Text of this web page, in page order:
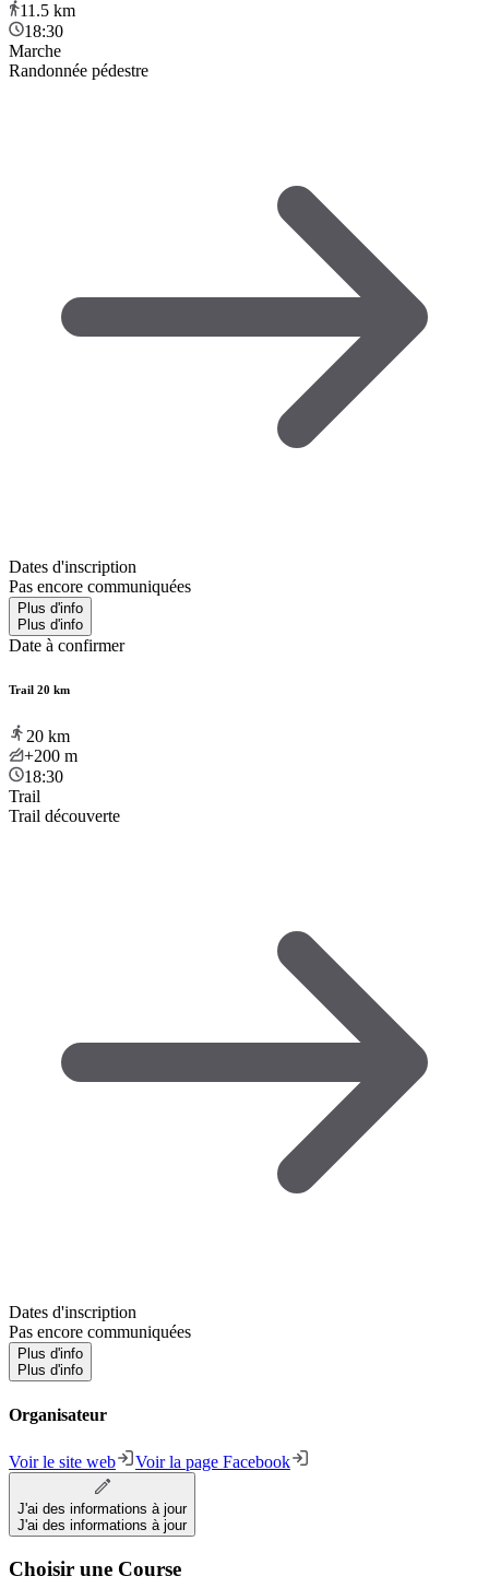
11.5 km
18:30
Marche
Randonnée pédestre
Dates d'inscription
Pas encore communiquées
Plus d'info
Plus d'info
Date à confirmer
Trail 20 km
20 km
+200 m
18:30
Trail
Trail découverte
Dates d'inscription
Pas encore communiquées
Plus d'info
Plus d'info
Organisateur
Voir le site web Voir la page Facebook
J'ai des informations à jour
J'ai des informations à jour
Choisir une Course